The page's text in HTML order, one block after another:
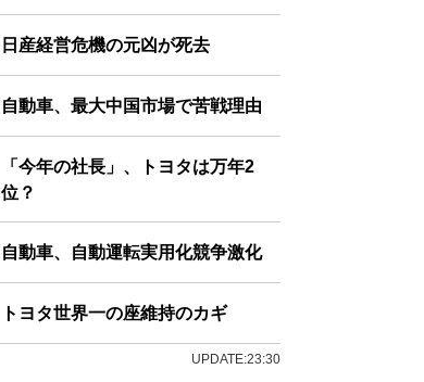
日産経営危機の元凶が死去
自動車、最大中国市場で苦戦理由
「今年の社長」、トヨタは万年2
位？
自動車、自動運転実用化競争激化
トヨタ世界一の座維持のカギ
UPDATE:23:30